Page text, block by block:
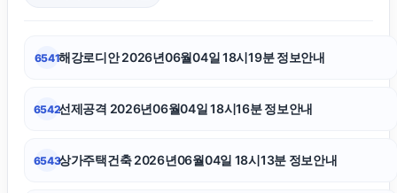
이혼변호사
광교피부과
6541해강로디안 2026년06월04일 18시19분 정보안내
6542선제공격 2026년06월04일 18시16분 정보안내
6543상가주택건축 2026년06월04일 18시13분 정보안내